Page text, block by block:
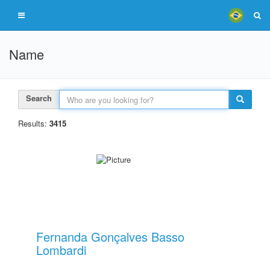
Name
Search
Results: 3415
Fernanda Gonçalves Basso
Lombardi